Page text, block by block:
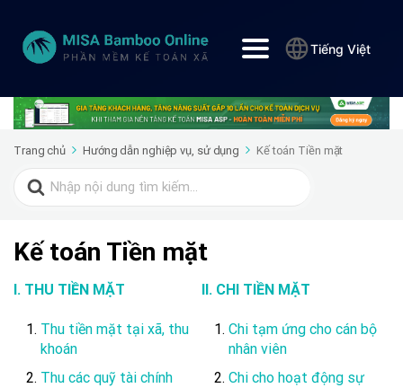
Tiếng Việt
Trang chủ Hướng dẫn nghiệp vụ, sử dụng Kế toán Tiền mặt
Search
for:
Kế toán Tiền mặt
I. THU TIỀN MẶT
Thu tiền mặt tại xã, thu
khoán
Thu các quỹ tài chính
II. CHI TIỀN MẶT
Chi tạm ứng cho cán bộ
nhân viên
Chi cho hoạt động sự